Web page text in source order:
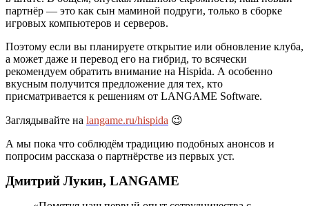
партнёр — это как сын маминой подруги, только в сборке
игровых компьютеров и серверов.
Поэтому если вы планируете открытие или обновление клуба,
а может даже и перевод его на гибрид, то всячески
рекомендуем обратить внимание на Hispida. А особенно
вкусным получится предложение для тех, кто
присматривается к решениям от LANGAME Software.
Заглядывайте на langame.ru/hispida 😉
А мы пока что соблюдём традицию подобных анонсов и
попросим рассказа о партнёрстве из первых уст.
Дмитрий Лукин, LANGAME